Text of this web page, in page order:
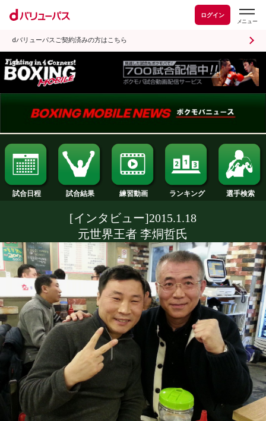
ログイン
dバリューパスご契約済みの方はこちら
試合結果 練習動画
[インタビュー]2015.1.18
元世界王者 李烔哲氏